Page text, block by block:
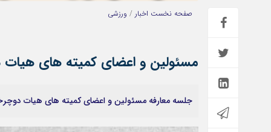
صفحه نخست اخبار / ورزشی
مسئولین و اعضای کمیته های
جلسه معارفه مسئولین و اعضای کمیته های هیات